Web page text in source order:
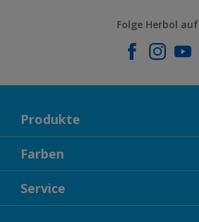
Folge Herbol auf
Produkte
FASSADENFARBEN
INNENFARBEN
LACKE
Farben
KOLLEKTIONEN
FARBTRENDS
Service